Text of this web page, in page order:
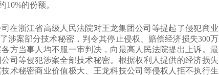
的份额。
浙江省高级人民法院对王龙集团公司等提起了侵犯商业
涉案部分技术秘密，判令其停止侵权、赔偿经济损失300万
方当事人均不服一审判决，向最高人民法院提出上诉。最
司等侵犯涉案全部技术秘密。根据权利人提供的经济损失
术秘密商业价值极大、王龙科技公司等侵权人拒不执行生